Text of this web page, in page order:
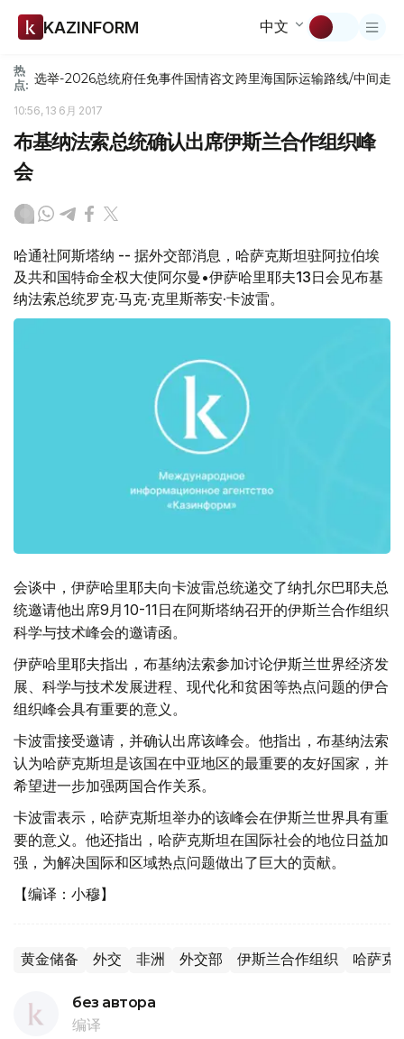
KAZINFORM 中文
热
点: 选举-2026总统府任免事件国情咨文跨里海国际运输路线/中间走廊
10:56, 13 6月 2017
布基纳法索总统确认出席伊斯兰合作组织峰
会
哈通社阿斯塔纳 -- 据外交部消息，哈萨克斯坦驻阿拉伯埃
及共和国特命全权大使阿尔曼•伊萨哈里耶夫13日会见布基
纳法索总统罗克·马克·克里斯蒂安·卡波雷。
会谈中，伊萨哈里耶夫向卡波雷总统递交了纳扎尔巴耶夫总
统邀请他出席9月10-11日在阿斯塔纳召开的伊斯兰合作组织
科学与技术峰会的邀请函。
伊萨哈里耶夫指出，布基纳法索参加讨论伊斯兰世界经济发
展、科学与技术发展进程、现代化和贫困等热点问题的伊合
组织峰会具有重要的意义。
卡波雷接受邀请，并确认出席该峰会。他指出，布基纳法索
认为哈萨克斯坦是该国在中亚地区的最重要的友好国家，并
希望进一步加强两国合作关系。
卡波雷表示，哈萨克斯坦举办的该峰会在伊斯兰世界具有重
要的意义。他还指出，哈萨克斯坦在国际社会的地位日益加
强，为解决国际和区域热点问题做出了巨大的贡献。
【编译：小穆】
黄金储备 外交 非洲 外交部 伊斯兰合作组织 哈萨克
без автора
编译